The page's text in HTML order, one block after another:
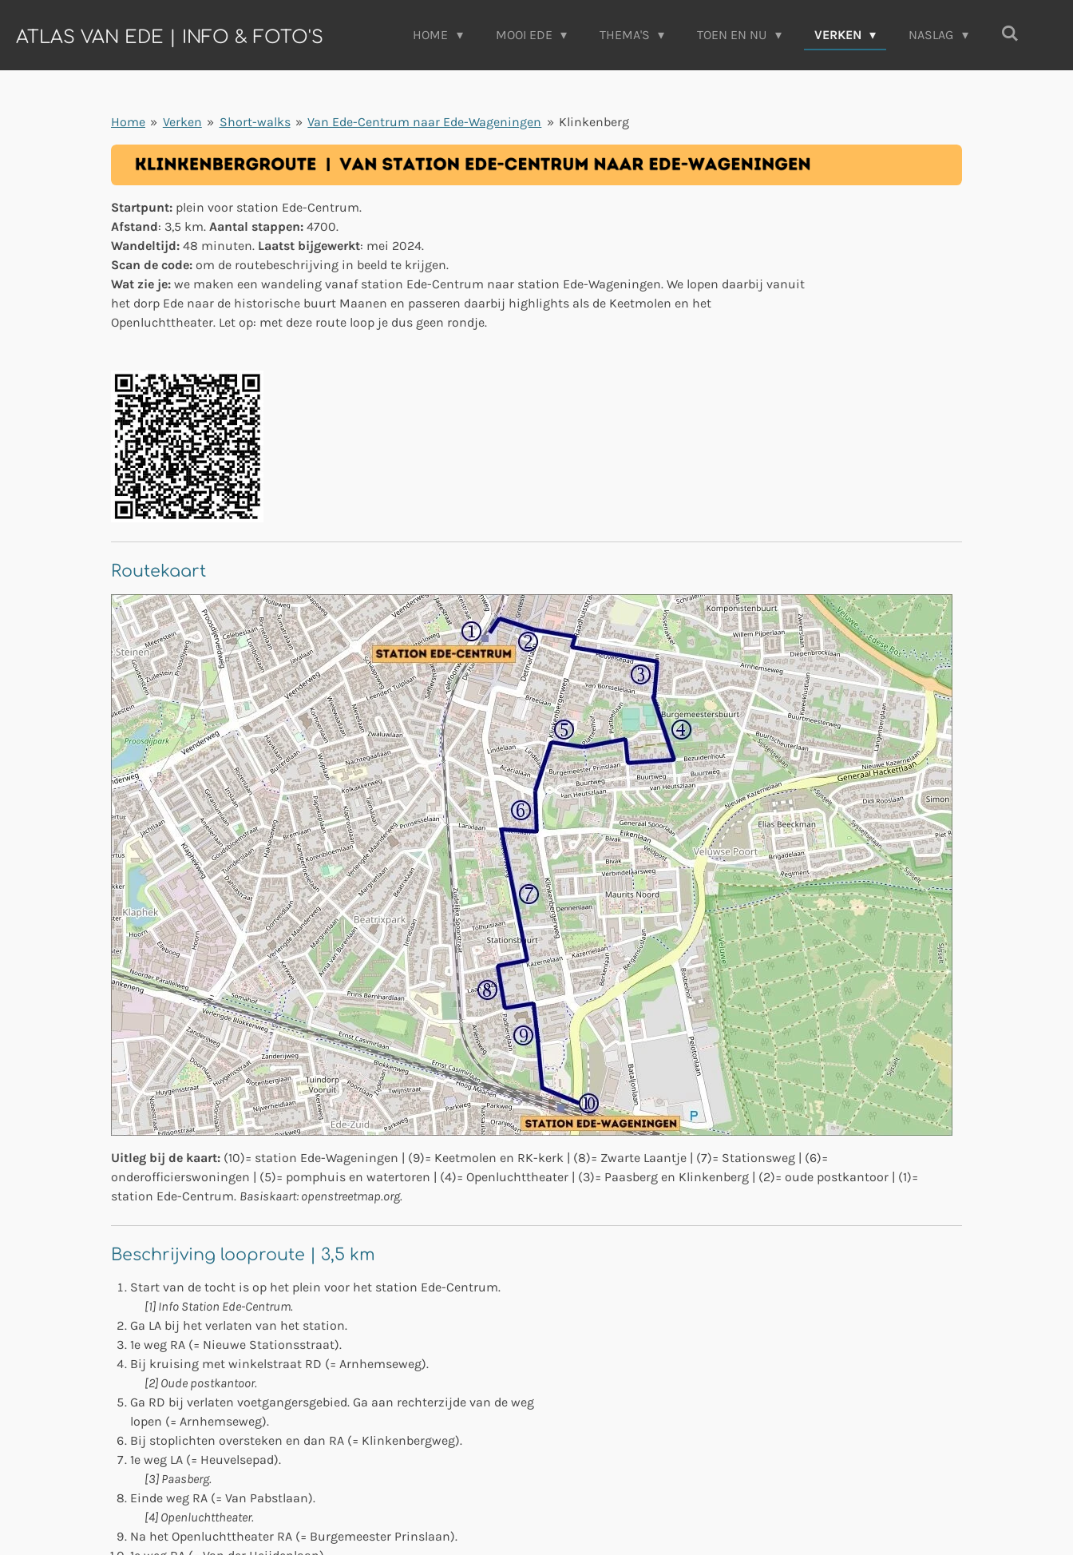
direct
de
ATLAS VAN EDE | INFO & FOTO'S HOME MOOI EDE THEMA'S TOEN EN NU VERKEN NASLAG
Home » Verken » Short-walks » Van Ede-Centrum naar Ede-Wageningen » Klinkenberg
Startpunt: plein voor station Ede-Centrum.
Afstand: 3,5 km. Aantal stappen: 4700.
Wandeltijd: 48 minuten. Laatst bijgewerkt: mei 2024.
Scan de code: om de routebeschrijving in beeld te krijgen.
Wat zie je: we maken een wandeling vanaf station Ede-Centrum naar station Ede-Wageningen. We lopen daarbij vanuit
het dorp Ede naar de historische buurt Maanen en passeren daarbij highlights als de Keetmolen en het
Openluchttheater. Let op: met deze route loop je dus geen rondje.
Routekaart
Uitleg bij de kaart: (10)= station Ede-Wageningen | (9)= Keetmolen en RK-kerk | (8)= Zwarte Laantje | (7)= Stationsweg | (6)=
onderofficierswoningen | (5)= pomphuis en watertoren | (4)= Openluchttheater | (3)= Paasberg en Klinkenberg | (2)= oude postkantoor | (1)=
station Ede-Centrum. Basiskaart: openstreetmap.org.
Beschrijving looproute | 3,5 km
Start van de tocht is op het plein voor het station Ede-Centrum.
[1] Info Station Ede-Centrum.
Ga LA bij het verlaten van het station.
1e weg RA (= Nieuwe Stationsstraat).
Bij kruising met winkelstraat RD (= Arnhemseweg).
[2] Oude postkantoor.
Ga RD bij verlaten voetgangersgebied. Ga aan rechterzijde van de weg
lopen (= Arnhemseweg).
Bij stoplichten oversteken en dan RA (= Klinkenbergweg).
1e weg LA (= Heuvelsepad).
[3] Paasberg.
Einde weg RA (= Van Pabstlaan).
[4] Openluchttheater.
Na het Openluchttheater RA (= Burgemeester Prinslaan).